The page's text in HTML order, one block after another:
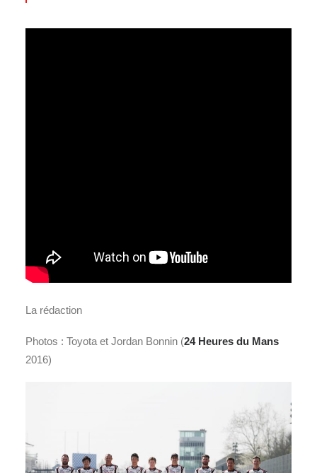
La rédaction
Photos : Toyota et Jordan Bonnin (24 Heures du Mans
2016)